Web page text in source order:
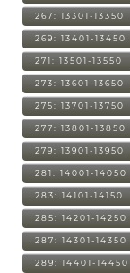
267: 13301-13350
269: 13401-13450
271: 13501-13550
273: 13601-13650
275: 13701-13750
277: 13801-13850
279: 13901-13950
281: 14001-14050
283: 14101-14150
285: 14201-14250
287: 14301-14350
289: 14401-14450